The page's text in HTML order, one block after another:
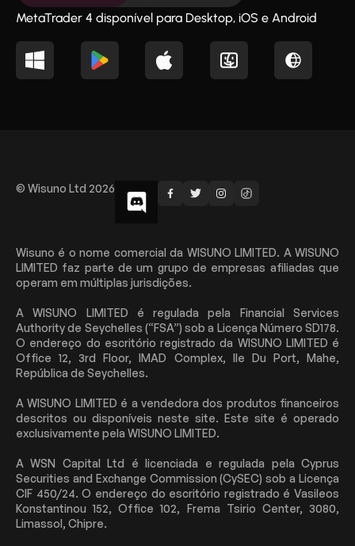
MetaTrader 4 disponível para Desktop, iOS e Android
© Wisuno Ltd 2026
Wisuno é o nome comercial da WISUNO LIMITED. A WISUNO
LIMITED faz parte de um grupo de empresas afiliadas que
operam em múltiplas jurisdições.
A WISUNO LIMITED é regulada pela Financial Services
Authority de Seychelles (“FSA”) sob a Licença Número SD178.
O endereço do escritório registrado da WISUNO LIMITED é
Office 12, 3rd Floor, IMAD Complex, Ile Du Port, Mahe,
República de Seychelles.
A WISUNO LIMITED é a vendedora dos produtos financeiros
descritos ou disponíveis neste site. Este site é operado
exclusivamente pela WISUNO LIMITED.
A WSN Capital Ltd é licenciada e regulada pela Cyprus
Securities and Exchange Commission (CySEC) sob a Licença
CIF 450/24. O endereço do escritório registrado é Vasileos
Konstantinou 152, Office 102, Frema Tsirio Center, 3080,
Limassol, Chipre.